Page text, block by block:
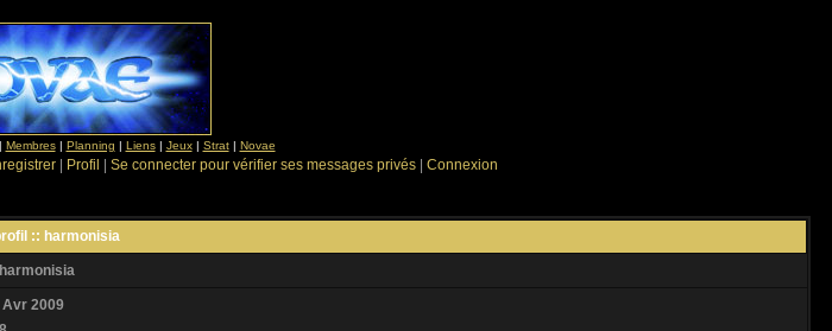
| Membres| Planning | Liens| Jeux| Strat| Novae
Profil Se connecter pour vérifier ses messages privés Connexion
:: harmonisia
Avr 2009